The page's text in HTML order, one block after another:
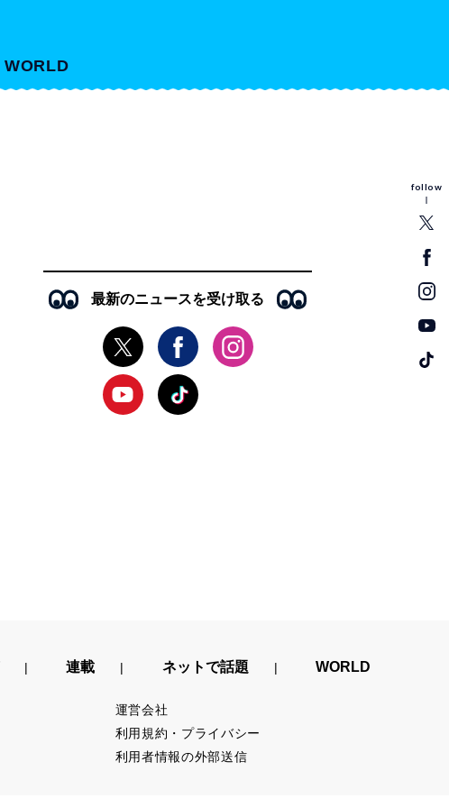
WORLD
follow
最新のニュースを受け取る
連載 ネットで話題 WORLD
運営会社
利用規約・プライバシー
利用者情報の外部送信